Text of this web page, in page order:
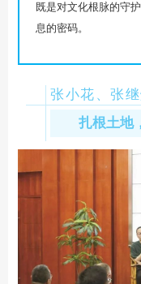
既是对文化根脉的守
息的密码。
张小花、张
扎根土地